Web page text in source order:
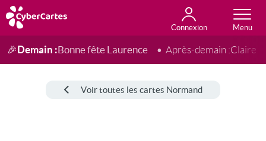
Connexion
Anniversaire
Fête du jour
Amour
Amitié
Merci
Toutes les cartes
🎉Demain :Bonne fête Laurence Après-demain :Claire
Voir toutes les cartes Normand